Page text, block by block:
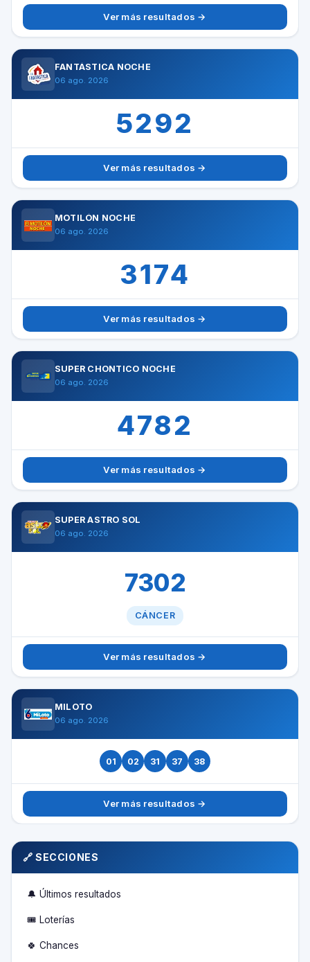
Ver más resultados →
FANTÁSTICA NOCHE
06 ago. 2026
5292
Ver más resultados →
MOTILÓN NOCHE
06 ago. 2026
3174
Ver más resultados →
SUPER CHONTICO NOCHE
06 ago. 2026
4782
Ver más resultados →
SUPER ASTRO SOL
06 ago. 2026
7302
CÁNCER
Ver más resultados →
MILOTO
06 ago. 2026
01 02 31 37 38
Ver más resultados →
🔗 SECCIONES
🔔 Últimos resultados
🎟️ Loterías
🍀 Chances